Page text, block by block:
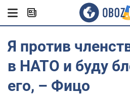
Я против
в НАТО и буду
его, – Фицо